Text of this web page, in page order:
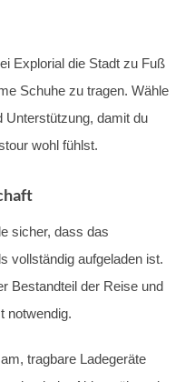
Explorial die Stadt zu Fuß
Schuhe zu tragen. Wähle
Unterstützung, damit du
wohl fühlst.
sicher, dass das
vollständig aufgeladen ist.
Bestandteil der Reise und
notwendig.
tragbare Ladegeräte